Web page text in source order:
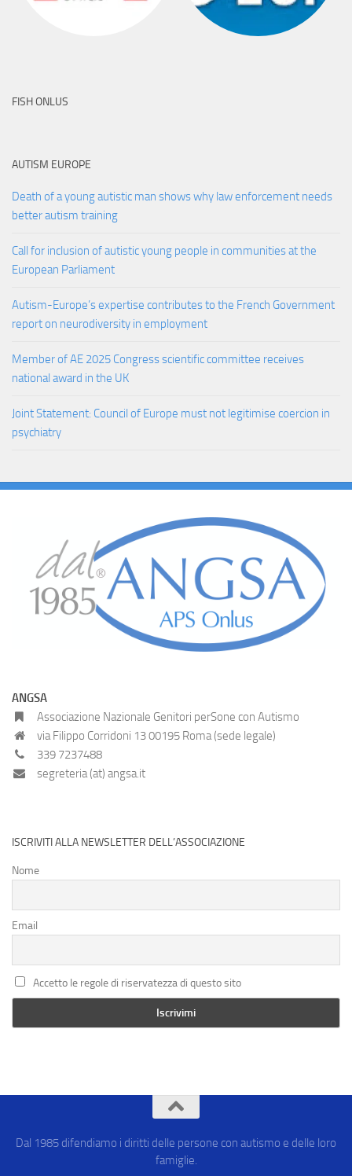
FISH ONLUS
AUTISM EUROPE
Death of a young autistic man shows why law enforcement needs
better autism training
Call for inclusion of autistic young people in communities at the
European Parliament
Autism-Europe’s expertise contributes to the French Government
report on neurodiversity in employment
Member of AE 2025 Congress scientific committee receives
national award in the UK
Joint Statement: Council of Europe must not legitimise coercion in
psychiatry
ANGSA
Associazione Nazionale Genitori perSone con Autismo
via Filippo Corridoni 13 00195 Roma (sede legale)
339 7237488
segreteria (at) angsa.it
ISCRIVITI ALLA NEWSLETTER DELL’ASSOCIAZIONE
Nome
Email
Accetto le regole di riservatezza di questo sito
Dal 1985 difendiamo i diritti delle persone con autismo e delle loro
famiglie.